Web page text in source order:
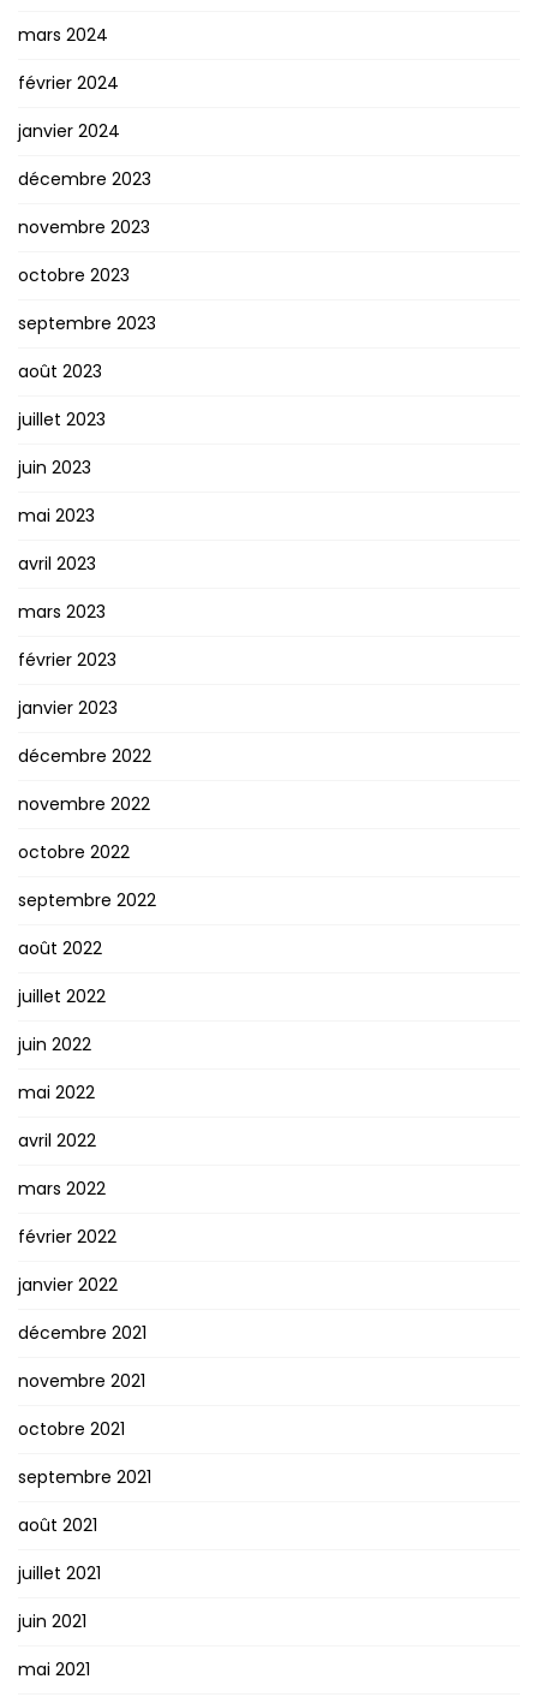
mars 2024
février 2024
janvier 2024
décembre 2023
novembre 2023
octobre 2023
septembre 2023
août 2023
juillet 2023
juin 2023
mai 2023
avril 2023
mars 2023
février 2023
janvier 2023
décembre 2022
novembre 2022
octobre 2022
septembre 2022
août 2022
juillet 2022
juin 2022
mai 2022
avril 2022
mars 2022
février 2022
janvier 2022
décembre 2021
novembre 2021
octobre 2021
septembre 2021
août 2021
juillet 2021
juin 2021
mai 2021